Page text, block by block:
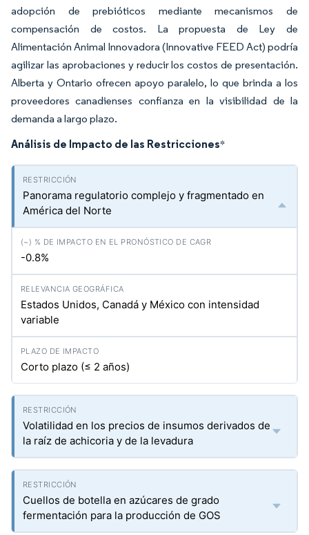
adopción de prebióticos mediante mecanismos de
compensación de costos. La propuesta de Ley de
Alimentación Animal Innovadora (Innovative FEED Act) podría
agilizar las aprobaciones y reducir los costos de presentación.
Alberta y Ontario ofrecen apoyo paralelo, lo que brinda a los
proveedores canadienses confianza en la visibilidad de la
demanda a largo plazo.
Análisis de Impacto de las Restricciones*
Panorama regulatorio complejo y fragmentado en
América del Norte
-0.8%
Estados Unidos, Canadá y México con intensidad
variable
Corto plazo (≤ 2 años)
Volatilidad en los precios de insumos derivados de
la raíz de achicoria y de la levadura
Cuellos de botella en azúcares de grado
fermentación para la producción de GOS